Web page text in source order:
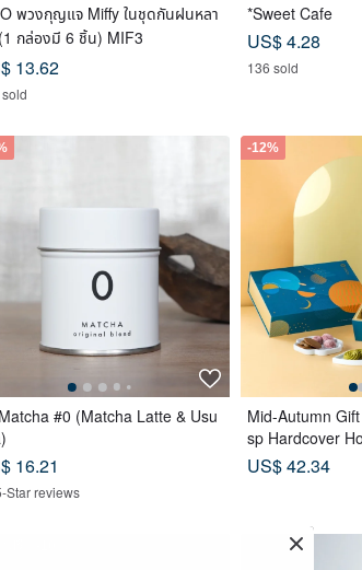
พวงกุญแจ Miffy ในชุดกันฝนหลา
กล่องมี 6 ชิ้น) MIF3
13.62
*Sweet Cafe
US$ 4.28
136 sold
#0 (Matcha Latte & Usu
16.21
Star reviews
-12%
Mid-Autumn
sp Hardcover
ags x Tea
US$ 42.34